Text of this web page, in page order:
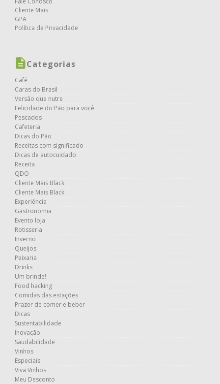
Cliente Mais
GPA
Política de Privacidade
Categorias
Café
Caras do Brasil
Versão que nutre
Felicidade do Pão para você
Pescados
Cafeteria
Dicas do Pão
Receitas com significado
Dicas de autocuidado
Receita
QDO
Cliente Mais Black
Cliente Mais Black
Experiência
Gastronomia
Evento loja
Rotisseria
Inverno
Queijos
Peixaria
Drinks
Um brinde!
Food hacking
Comidas das estações
Prazer de comer e beber
Dicas
Sustentabilidade
Inovação
Saudabilidade
Vinhos
Especiais
Viva Vinhos
Meu Desconto